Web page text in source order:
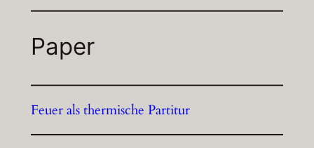
Paper
Feuer als thermische Partitur